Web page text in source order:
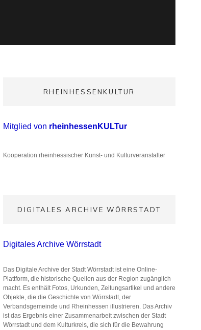
RHEINHESSENKULTUR
Mitglied von rheinhessenKULTur
Kooperation rheinhessischer Kunst- und Kulturveranstalter
DIGITALES ARCHIVE WÖRRSTADT
Digitales Archive Wörrstadt
Das Digitale Archive der Stadt Wörrstadt ist eine Online-
Plattform, die historische Quellen aus der Region zugänglich
macht. Es enthält Fotos, Urkunden, Zeitungsartikel und andere
Objekte, die die Geschichte von Wörrstadt, der
Verbandsgemeinde und Rheinhessen illustrieren. Das Archiv
ist das Ergebnis einer Zusammenarbeit zwischen der Stadt
Wörrstadt und dem Kulturkreis, die sich für die Bewahrung